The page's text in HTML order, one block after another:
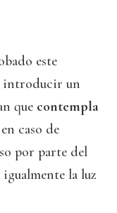
este
introducir un
que contempla
en caso de
por parte del
la luz